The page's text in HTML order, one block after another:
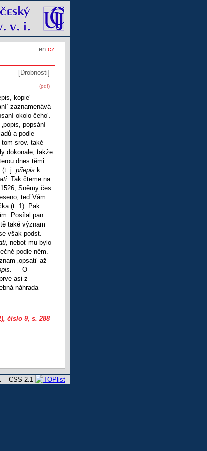
en cz
[Drobnosti]
(pdf)
kopie‘
zaznamenává
okolo čeho‘.
popsání
a podle
srov. také
dokonale, takže
dnes těmi
(t. j. přiepis k
Tak čteme na
Sněmy čes.
teď Vám
(t. 1): Pak
Posílal pan
také význam
však podst.
neboť mu bylo
podle něm.
‚opsati‘ až
— O
asi z
náhrada
číslo 9, s. 288
– CSS 2.1